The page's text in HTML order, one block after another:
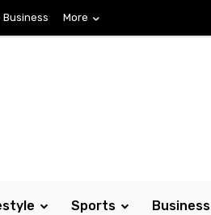
Business More
Sports Business